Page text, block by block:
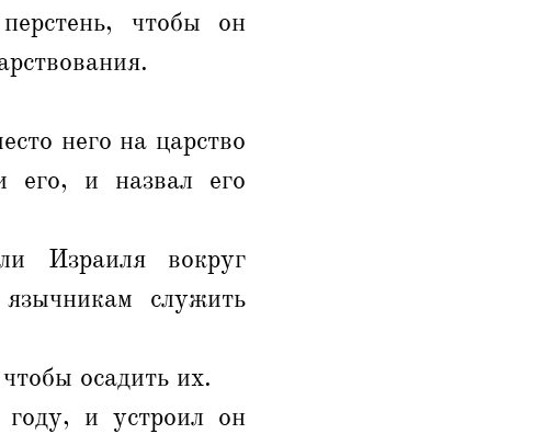
чтобы он
него на царство
его, и назвал его
Израиля вокруг
служить
осадить их.
и устроил он